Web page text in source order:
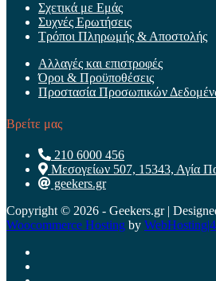
Σχετικά με Εμάς
Συχνές Ερωτήσεις
Τρόποι Πληρωμής & Αποστολής
Αλλαγές και επιστροφές
Όροι & Προϋποθέσεις
Προστασία Προσωπικών
Βρείτε μας
210 6000 456
Μεσογείων 507, 15343, Αγία
geekers.gr
Copyright © 2026 - Geekers.gr |
Woocommerce Hosting by